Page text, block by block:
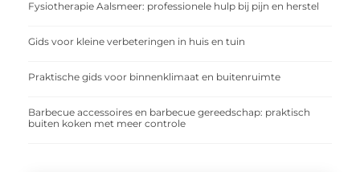
Fysiotherapie Aalsmeer: professionele hulp bij pijn en herstel
Gids voor kleine verbeteringen in huis en tuin
Praktische gids voor binnenklimaat en buitenruimte
Barbecue accessoires en barbecue gereedschap: praktisch
buiten koken met meer controle